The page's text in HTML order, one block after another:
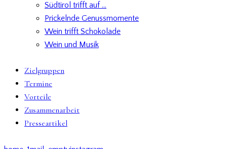
Südtirol trifft auf …
Prickelnde Genussmomente
Wein trifft Schokolade
Wein und Musik
Zielgruppen
Termine
Vorteile
Zusammenarbeit
Presseartikel